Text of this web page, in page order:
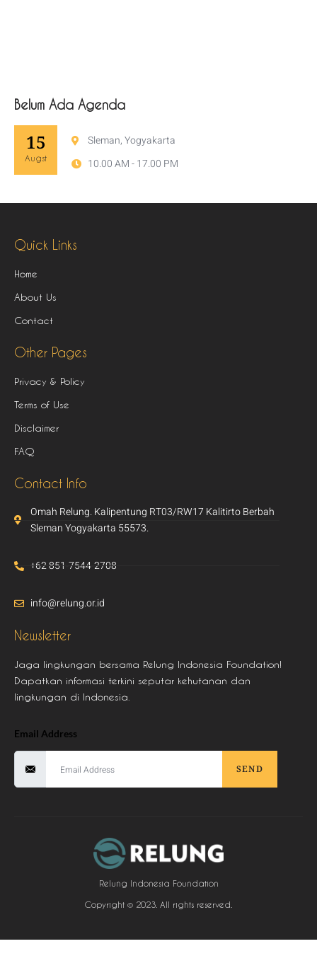
Belum Ada Agenda
15
Augst
Sleman, Yogyakarta
10.00 AM - 17.00 PM
Quick Links
Home
About Us
Contact
Other Pages
Privacy & Policy
Terms of Use
Disclaimer
FAQ
Contact Info
Omah Relung. Kalipentung RT03/RW17 Kalitirto Berbah
Sleman Yogyakarta 55573.
+62 851-7544-2708
info@relung.or.id
Newsletter
Jaga lingkungan bersama Relung Indonesia Foundation!
Dapatkan informasi terkini seputar kehutanan dan
lingkungan di Indonesia.
Email Address
SEND
Relung Indonesia Foundation
Copyright © 2023. All rights reserved.